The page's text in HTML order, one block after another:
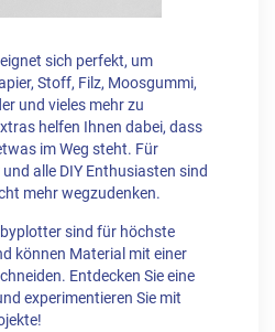
sich perfekt, um
Stoff, Filz, Moosgummi,
und vieles mehr zu
helfen Ihnen dabei, dass
im Weg steht. Für
alle DIY Enthusiasten sind
mehr wegzudenken.
sind für höchste
können Material mit einer
Entdecken Sie eine
experimentieren Sie mit